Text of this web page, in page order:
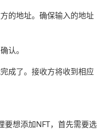
的地址。确保输入的地址
认。
成了。接收方将收到相应
要想添加NFT，首先需要选